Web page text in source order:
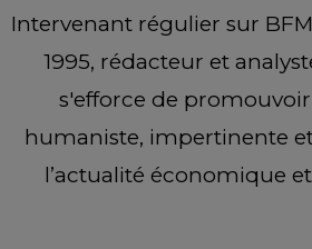
Intervenant régulier sur
1995, rédacteur et
s'efforce de
humaniste, impertinente
l’actualité économique